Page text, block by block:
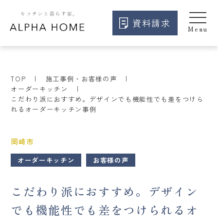
資料請求
TOP
施工事例・お客様の声
オーダーキッチン
こだわり派におすすめ。デザインでも機能性でも差をつけら
れるオーダーキッチン事例
岡崎市
オーダーキッチン お客様の声
こだわり派におすすめ。デザイン
でも機能性でも差をつけられるオ